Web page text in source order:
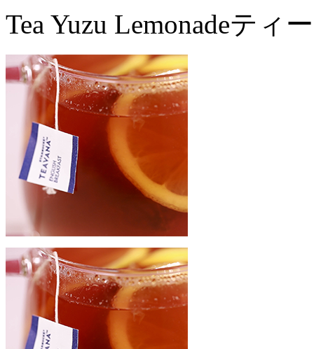
Tea Yuzu Lemonadeティ